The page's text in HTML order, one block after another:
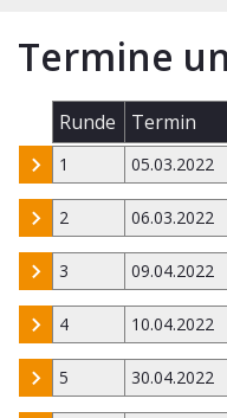
Termine
Runde Termin
1 05.03.2022
2 06.03.2022
3 09.04.2022
4 10.04.2022
5 30.04.2022